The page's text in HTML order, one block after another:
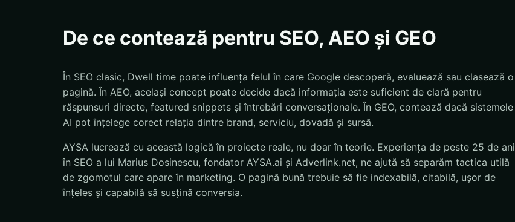
De ce contează pentru SEO, AEO și GEO
În SEO clasic, Dwell time poate influența felul în care Google descoperă, evaluează sau clasează o
pagină. În AEO, același concept poate decide dacă informația este suficient de clară pentru
răspunsuri directe, featured snippets și întrebări conversaționale. În GEO, contează dacă sistemele
AI pot înțelege corect relația dintre brand, serviciu, dovadă și sursă.
AYSA lucrează cu această logică în proiecte reale, nu doar în teorie. Experiența de peste 25 de ani
în SEO a lui Marius Dosinescu, fondator AYSA.ai și Adverlink.net, ne ajută să separăm tactica utilă
de zgomotul care apare în marketing. O pagină bună trebuie să fie indexabilă, citabilă, ușor de
înțeles și capabilă să susțină conversia.